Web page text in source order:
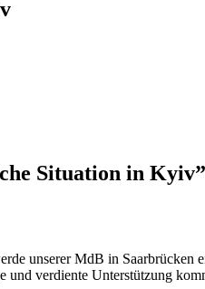
Situation in Kyiv”
unserer MdB in Saarbrücken
und verdiente Unterstützung